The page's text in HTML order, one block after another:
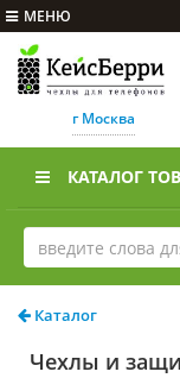
МЕНЮ
г Москва
КАТАЛОГ
Каталог
Чехлы и